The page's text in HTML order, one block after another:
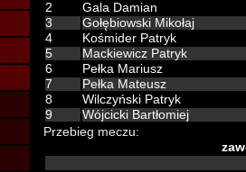
2
Gala Damian
3
Gołębiowski Mikołaj
4
Kośmider Patryk
5
Mackiewicz Patryk
6
Pełka Mariusz
7
Pełka Mateusz
8
Wilczyński Patryk
9
Wójcicki Bartłomiej
Przebieg meczu: